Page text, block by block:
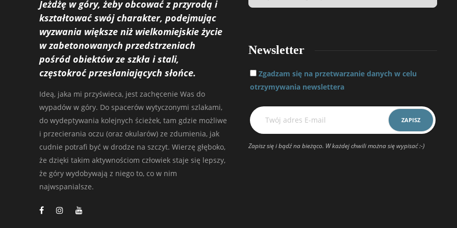
Jeżdżę w góry, żeby obcować z przyrodą i
kształtować swój charakter, podejmując
wyzwania większe niż wielkomiejskie życie
w zabetonowanych przedstrzeniach
pośród obiektów ze szkła i stali,
częstokroć przesłaniających słońce.
Ideą, jaka mi przyświeca, jest zachęcenie Was do
wypadów w góry. Do spacerów wytyczonymi szlakami,
do wydeptywania kolejnych ścieżek, tam gdzie możliwe
i przecierania oczu (oraz okularów) ze zdumienia, jak
cudnie potrafi być w drodze na szczyt. Wierzę głęboko,
że dzięki takim aktywnościom człowiek staje się lepszy,
że góry wydobywają z niego to, co w nim
najwspanialsze.
Newsletter
Zgadzam się na przetwarzanie danych w celu
otrzymywania newslettera
Zapisz się i bądź na bieżąco. W każdej chwili można się wypisać :-)